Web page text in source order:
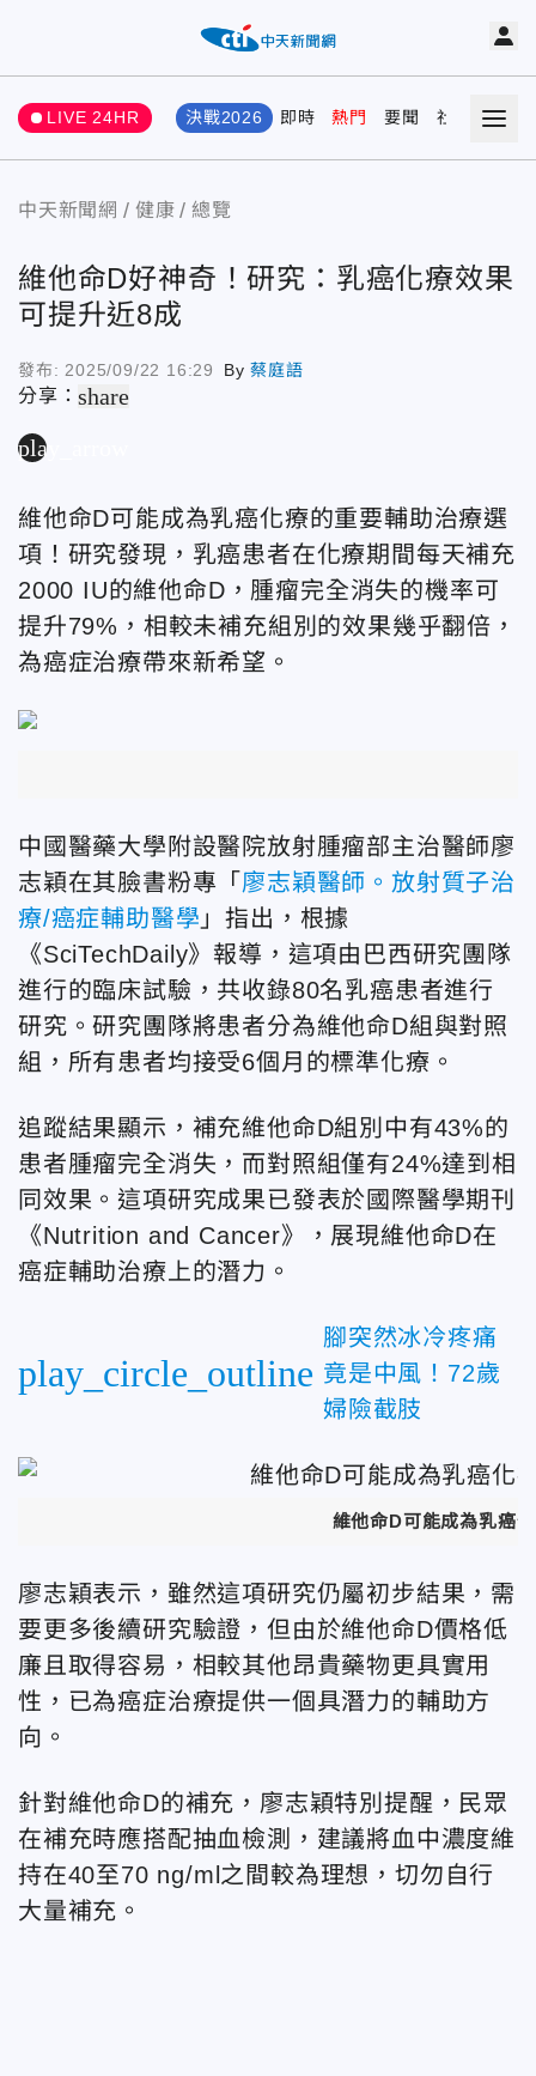
LIVE 24HR 決戰2026 即時 熱門 要聞 社會 娛樂
中天新聞網 健康 總覽
維他命D好神奇！研究：乳癌化療效果
可提升近8成
發布: 2025/09/22 16:29 By蔡庭語
分享：share
play_arrow
維他命D可能成為乳癌化療的重要輔助治療選
項！研究發現，乳癌患者在化療期間每天補充
2000 IU的維他命D，腫瘤完全消失的機率可
提升79%，相較未補充組別的效果幾乎翻倍，
為癌症治療帶來新希望。
中國醫藥大學附設醫院放射腫瘤部主治醫師廖
志穎在其臉書粉專「 廖志穎醫師。放射質子治
療/癌症輔助醫學 」指出 ，根據
《SciTechDaily》報導，這項由巴西研究團隊
進行的臨床試驗，共收錄80名乳癌患者進行
研究。研究團隊將患者分為維他命D組與對照
組，所有患者均接受6個月的標準化療。
追蹤結果顯示，補充維他命D組別中有43%的
患者腫瘤完全消失，而對照組僅有24%達到相
同效果。這項研究成果已發表於國際醫學期刊
《Nutrition and Cancer》，展現維他命D在
癌症輔助治療上的潛力。
play_circle_outline
腳突然冰冷疼痛
竟是中風！72歲
婦險截肢
維他命D可能成為乳癌
廖志穎表示，雖然這項研究仍屬初步結果，需
要更多後續研究驗證，但由於維他命D價格低
廉且取得容易，相較其他昂貴藥物更具實用
性，已為癌症治療提供一個具潛力的輔助方
向。
針對維他命D的補充，廖志穎特別提醒，民眾
在補充時應搭配抽血檢測，建議將血中濃度維
持在40至70 ng/ml之間較為理想，切勿自行
大量補充。